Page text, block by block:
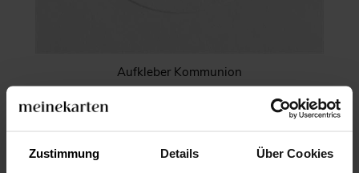
Zustimmung Details Über Cookies
Aufkleber Kommunion